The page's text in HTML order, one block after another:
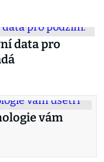
data pro
vám